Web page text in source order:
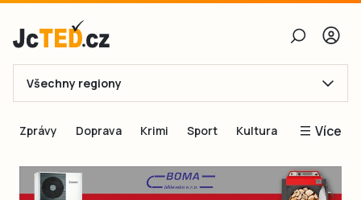
E-mail
Obnovit heslo
Všechny regiony
Zprávy Doprava Krimi Sport Kultura Více
Blogy
Inspirace